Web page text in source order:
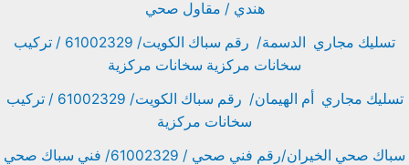
هندي / مقاول صحي
تسليك مجاري الدسمة/ رقم سباك الكويت/ 61002329 / تركيب
سخانات مركزية سخانات مركزية
تسليك مجاري أم الهيمان/ رقم سباك الكويت/ 61002329 / تركيب
سخانات مركزية
سباك صحي الخيران/رقم فني صحي / 61002329/ فني سباك صحي